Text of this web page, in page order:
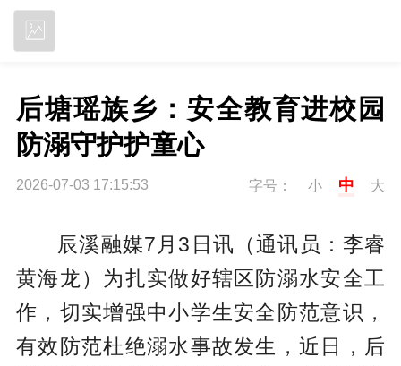
后塘瑶族乡：安全教育进校园
防溺守护护童心
2026-07-03 17:15:53 字号： 小 中 大
辰溪融媒7月3日讯（通讯员：李睿
黄海龙）为扎实做好辖区防溺水安全工
作，切实增强中小学生安全防范意识，
有效防范杜绝溺水事故发生，近日，后